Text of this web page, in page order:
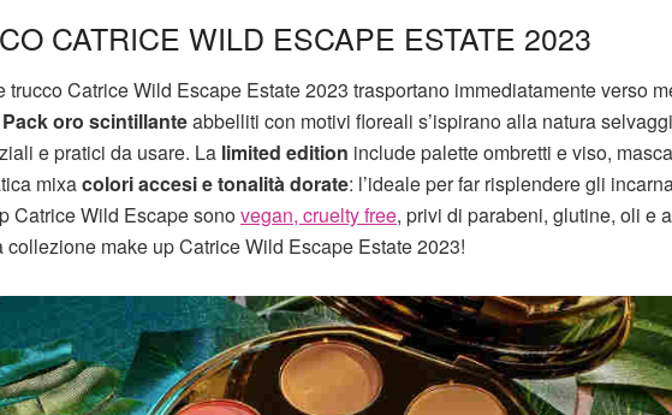
CATRICE WILD ESCAPE ESTATE 2023
Catrice Wild Escape Estate 2023 trasportano immediatamente verso
Pack oro scintillanteabbelliti con motivi floreali s’ispirano alla natura
e pratici da usare. La limited edition include palette ombretti e viso,
mixacolori accesi e tonalità dorate: l’ideale per far risplendere gli
Catrice Wild Escape sonovegan, cruelty free, privi di parabeni, glutine, oli e
make up Catrice Wild Escape Estate 2023!